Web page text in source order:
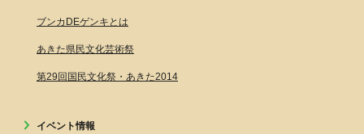
ブンカDEゲンキとは
あきた県民文化芸術祭
第29回国民文化祭・あきた2014
イベント情報